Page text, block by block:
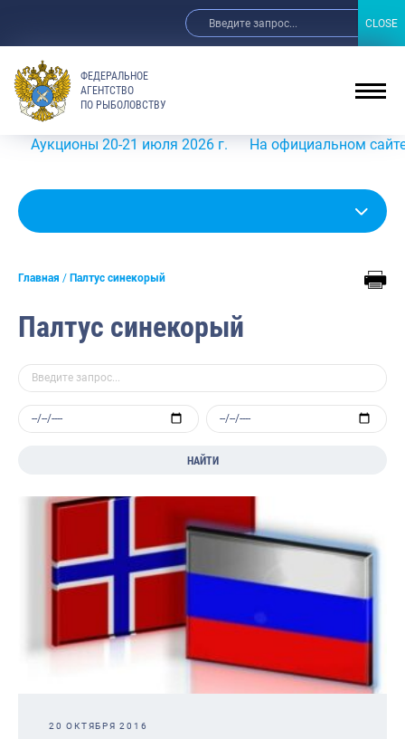
ФЕДЕРАЛЬНОЕ
АГЕНТСТВО
ПО РЫБОЛОВСТВУ
20-21 июля 2026 г. На официальном сайте
Главная Палтус синекорый
Палтус синекорый
НАЙТИ
20 ОКТЯБРЯ 2016
CLOSE
CLOSE